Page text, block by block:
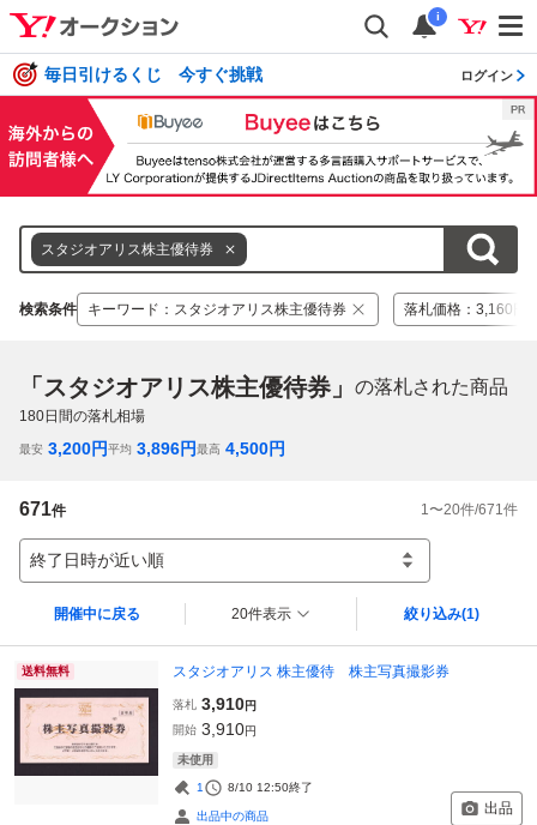
i
毎日引けるくじ 今すぐ挑戦 ログイン
スタジオアリス株主優待券
検索条件 キーワード ： スタジオアリス株主優待券 落札価格 ： 3,160円
「スタジオアリス株主優待券」 の落札された商品
180日間の落札相場
最安 3,200円平均 3,896円最高 4,500円
671件 1 〜20件/671 件
終了日時が近い順
開催中に戻る 20件表示 絞り込み(1)
送料無料 スタジオアリス 株主優待 株主写真撮影券
落札 3,910円
開始 3,910円
未使用
1 8/10 12:50終了
出品中の商品 出品